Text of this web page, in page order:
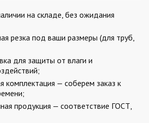
на складе, без ожидания
резка под ваши размеры (для труб,
для защиты от влаги и
комплектация — соберем заказ к
продукция — соответствие ГОСТ,